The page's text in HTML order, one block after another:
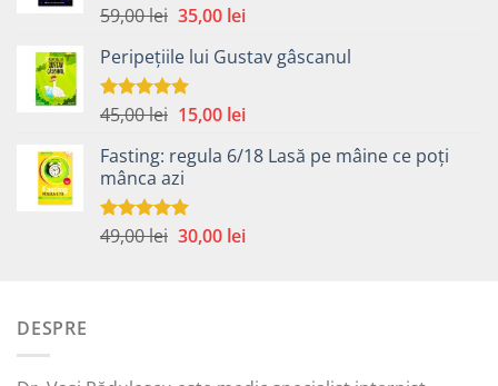
Evaluat la
59,00lei Prețul
a
fost:
59,00 lei.
35,00 leiPrețul
este:
Peripețiile lui Gustav gâscanul
Evaluat la
45,00lei Prețul
a
fost:
45,00 lei.
15,00 leiPrețul
este:
Fasting: regula 6/18 Lasă pe mâine ce poți
mânca azi
Evaluat la
49,00lei Prețul
30,00 leiPrețul
DESPRE